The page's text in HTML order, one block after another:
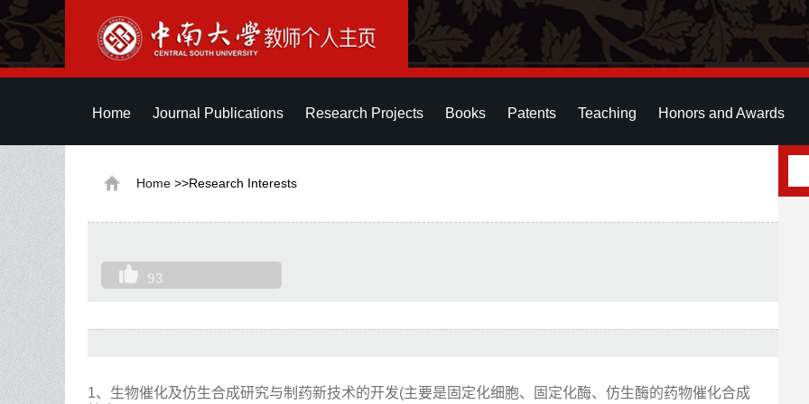
Home Journal Publications Research Projects Books Patents Teaching Honors and Awards
Home >>Research Interests
93
1、生物催化及仿生合成研究与制药新技术的开发(主要是固定化细胞、固定化酶、仿生酶的药物催化合成